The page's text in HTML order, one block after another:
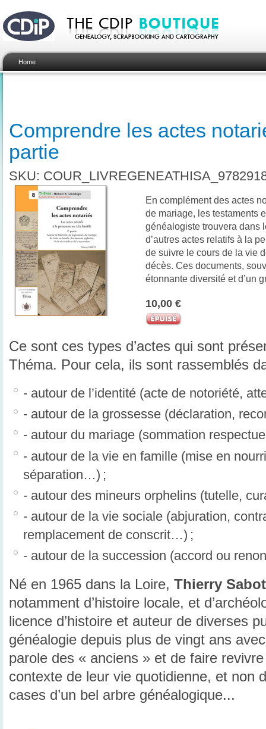
Home
Comprendre les actes
partie
SKU:
En complément des actes
de mariage, les testaments
généalogiste trouvera dans
d’autres actes relatifs à la
de suivre le cours de la vie
décès. Ces documents,
étonnante diversité et d’un
10,00 €
Ce sont ces types d’actes qui sont
Théma. Pour cela, ils sont rassemblés
- autour de l’identité (acte de notoriété,
- autour de la grossesse (déclaration,
- autour du mariage (sommation
- autour de la vie en famille (mise en
séparation…) ;
- autour des mineurs orphelins (tutelle,
- autour de la vie sociale (abjuration,
remplacement de conscrit…) ;
- autour de la succession (accord ou
Né en 1965 dans la Loire, Thierry Sabot
notamment d’histoire locale, et
licence d’histoire et auteur de diverses
généalogie depuis plus de vingt ans
parole des « anciens » et de faire
contexte de leur vie quotidienne, et non
cases d’un bel arbre généalogique...